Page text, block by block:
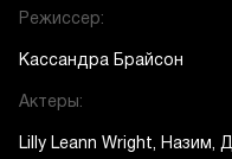
Режиссер:
Кассандра Брайсон
Актеры:
Lilly Leann Wright Назим